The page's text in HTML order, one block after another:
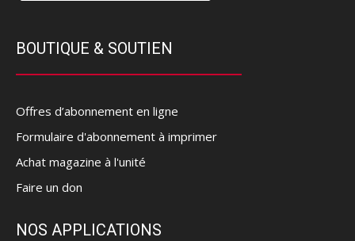
BOUTIQUE & SOUTIEN
Offres d’abonnement en ligne
Formulaire d'abonnement à imprimer
Achat magazine à l'unité
Faire un don
NOS APPLICATIONS